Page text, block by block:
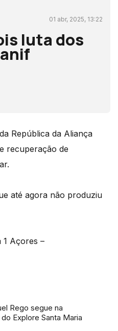
01 abr, 2025, 13:22
luta dos
República da Aliança
recuperação de
até agora não produziu
1 Açores –
Rego segue na
Explore Santa Maria